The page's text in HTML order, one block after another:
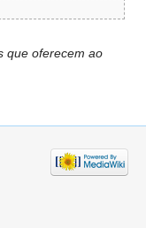
que oferecem ao